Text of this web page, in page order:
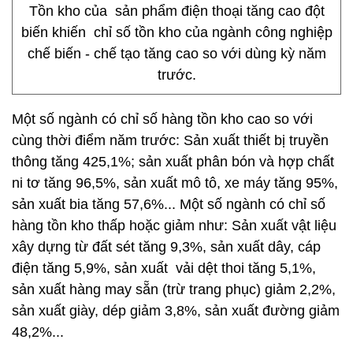
Tồn kho của sản phẩm điện thoại tăng cao đột
biến khiến chỉ số tồn kho của ngành công nghiệp
chế biến - chế tạo tăng cao so với dùng kỳ năm
trước.
Một số ngành có chỉ số hàng tồn kho cao so với
cùng thời điểm năm trước: Sản xuất thiết bị truyền
thông tăng 425,1%; sản xuất phân bón và hợp chất
ni tơ tăng 96,5%, sản xuất mô tô, xe máy tăng 95%,
sản xuất bia tăng 57,6%... Một số ngành có chỉ số
hàng tồn kho thấp hoặc giảm như: Sản xuất vật liệu
xây dựng từ đất sét tăng 9,3%, sản xuất dây, cáp
điện tăng 5,9%, sản xuất vải dệt thoi tăng 5,1%,
sản xuất hàng may sẵn (trừ trang phục) giảm 2,2%,
sản xuất giày, dép giảm 3,8%, sản xuất đường giảm
48,2%...